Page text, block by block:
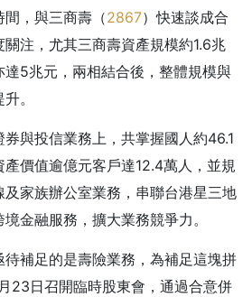
，與三商壽（2867）快速談成合
注，尤其三商壽資產規模約1.6兆
達5兆元，兩相結合後，整體規模與
。
與投信業務上，共掌握國人約46.1
價值逾億元客戶達12.4萬人，並規
家族辦公室業務，串聯台港星三地
金融服務，擴大業務競爭力。
補足的是壽險業務，為補足這塊拼
23日召開臨時股東會，通過合意併